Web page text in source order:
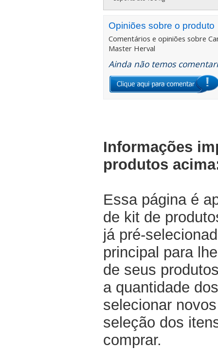
Opiniões sobre o produto
Comentários e opiniões sobre
Master Herval
Ainda não temos
Informações
produtos
Essa página é
de kit de
já pré-
principal para
de seus
a quantidade
selecionar
seleção dos
comprar.